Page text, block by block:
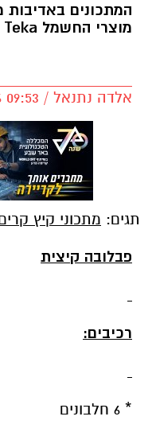
המתכונים
מוצרי החשמל Teka
אלדה נתנאל / 09:53 30.06.26
תגים: מתכוני קיץ
פבלובה קיצית
רכיבים:
* 6 חלבונים